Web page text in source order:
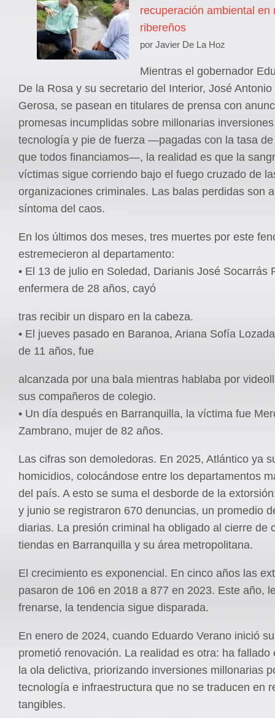
recuperación ambiental en
ribereños
por Javier De La Hoz
Mientras el gobernador
De la Rosa y su secretario del Interior, José Antonio
Gerosa, se pasean en titulares de prensa con
promesas incumplidas sobre millonarias
tecnología y pie de fuerza —pagadas con la tasa
que todos financiamos—, la realidad es que la
víctimas sigue corriendo bajo el fuego cruzado de
organizaciones criminales. Las balas perdidas son
síntoma del caos.
En los últimos dos meses, tres muertes por este
estremecieron al departamento:
• El 13 de julio en Soledad, Darianis José Socarrás
enfermera de 28 años, cayó
tras recibir un disparo en la cabeza.
• El jueves pasado en Baranoa, Ariana Sofía
de 11 años, fue
alcanzada por una bala mientras hablaba por
sus compañeros de colegio.
• Un día después en Barranquilla, la víctima fue
Zambrano, mujer de 82 años.
Las cifras son demoledoras. En 2025, Atlántico ya
homicidios, colocándose entre los departamentos
del país. A esto se suma el desborde de la
y junio se registraron 670 denuncias, un promedio
diarias. La presión criminal ha obligado al cierre de
tiendas en Barranquilla y su área metropolitana.
El crecimiento es exponencial. En cinco años las
pasaron de 106 en 2018 a 877 en 2023. Este año,
frenarse, la tendencia sigue disparada.
En enero de 2024, cuando Eduardo Verano inició
prometió renovación. La realidad es otra: ha fallado
la ola delictiva, priorizando inversiones millonarias
tecnología e infraestructura que no se traducen en
tangibles.